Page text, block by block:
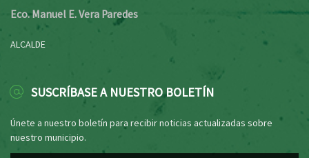
Eco. Manuel E. Vera Paredes
ALCALDE
SUSCRÍBASE A NUESTRO BOLETÍN
Únete a nuestro boletín para recibir noticias actualizadas sobre
nuestro municipio.